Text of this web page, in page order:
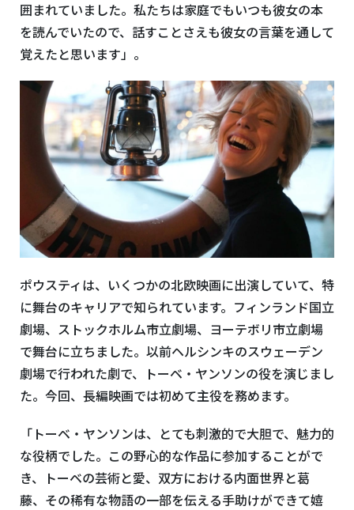
囲まれていました。私たちは家庭でもいつも彼女の本
を読んでいたので、話すことさえも彼女の言葉を通して
覚えたと思います」。
ポウスティは、いくつかの北欧映画に出演していて、特
に舞台のキャリアで知られています。フィンランド国立
劇場、ストックホルム市立劇場、ヨーテボリ市立劇場
で舞台に立ちました。以前ヘルシンキのスウェーデン
劇場で行われた劇で、トーベ・ヤンソンの役を演じまし
た。今回、長編映画では初めて主役を務めます。
「トーベ・ヤンソンは、とても刺激的で大胆で、魅力的
な役柄でした。この野心的な作品に参加することがで
き、トーベの芸術と愛、双方における内面世界と葛
藤、その稀有な物語の一部を伝える手助けができて嬉